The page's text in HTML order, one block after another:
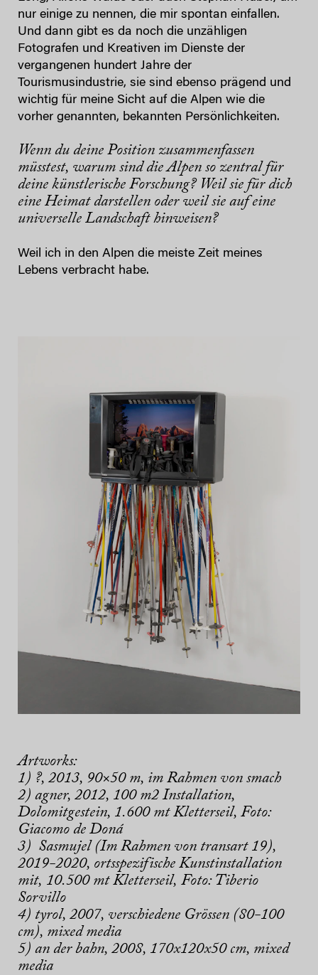
nur einige zu nennen, die mir spontan einfallen.
Und dann gibt es da noch die unzähligen
Fotografen und Kreativen im Dienste der
vergangenen hundert Jahre der
Tourismusindustrie, sie sind ebenso prägend und
wichtig für meine Sicht auf die Alpen wie die
vorher genannten, bekannten Persönlichkeiten.
Wenn du deine Position zusammenfassen
müsstest, warum sind die Alpen so zentral für
deine künstlerische Forschung? Weil sie für dich
eine Heimat darstellen oder weil sie auf eine
universelle Landschaft hinweisen?
Weil ich in den Alpen die meiste Zeit meines
Lebens verbracht habe.
Artworks:
1) ?, 2013, 90×50 m, im Rahmen von smach
2) agner, 2012, 100 m2 Installation,
Dolomitgestein, 1.600 mt Kletterseil, Foto:
Giacomo de Doná
3) Sasmujel (Im Rahmen von transart 19),
2019-2020, ortsspezifische Kunstinstallation
mit, 10.500 mt Kletterseil, Foto: Tiberio
Sorvillo
4) tyrol, 2007, verschiedene Grössen (80-100
cm), mixed media
5) an der bahn, 2008, 170x120x50 cm, mixed
media